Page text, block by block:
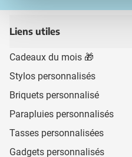
Liens utiles
Cadeaux du mois 🎁
Stylos personnalisés
Briquets personnalisé
Parapluies personnalisés
Tasses personnalisées
Gadgets personnalisés